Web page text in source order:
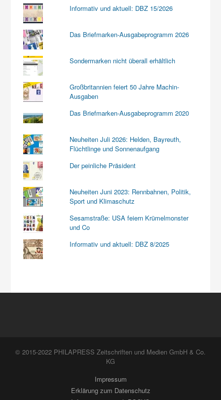
Informativ und aktuell: DBZ 15/2026
Das Briefmarken-Ausgabeprogramm 2026
Sondermarken nicht überall erhältlich
Großbritannien feiert 50 Jahre Machin-
Ausgaben
Das Briefmarken-Ausgabeprogramm 2020
Neuheiten Juli 2026: Helden, Bayreuth,
Flüchtlinge und Sonnenaufgang
Der peinliche Präsident
Neuheiten Juni 2023: Rennbahnen, Politik,
Sport und Klimaschutz
Sesamstraße: USA feiern Krümelmonster
und Co
Informativ und aktuell: DBZ 8/2025
© 2015-2022 PHILAPRESS Zeitschriften und Medien GmbH & Co.
KG
Impressum
Erklärung zum Datenschutz